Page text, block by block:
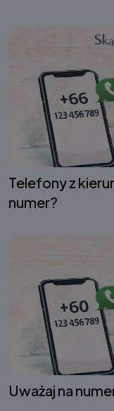
Telefony z
numer?
Uważaj na